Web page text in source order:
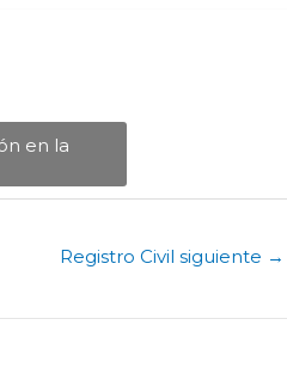
en la
Registro Civil siguiente →